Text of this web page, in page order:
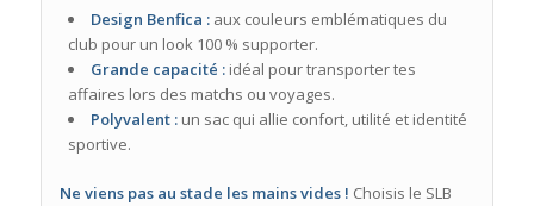
Design Benfica :aux couleurs emblématiques du
club pour un look 100 % supporter.
Grande capacité :idéal pour transporter tes
affaires lors des matchs ou voyages.
Polyvalent :un sac qui allie confort, utilité et identité
sportive.
Ne viens pas au stade les mains vides ! Choisis le SLB